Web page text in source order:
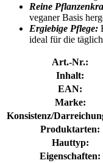
Reine
veganer Basis
Ergiebige Pflege:
ideal für die
Art.-Nr.:
Inhalt:
EAN:
Marke:
Konsistenz/
Produktarten:
Hauttyp:
Eigenschaften: